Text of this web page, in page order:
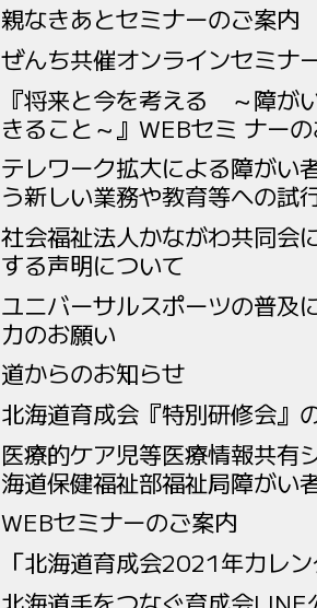
親なきあとセミナーのご案内
ぜんち共催オンラインセミナ
『将来と今を考える ～障が
きること～』WEBセミ ナー
テレワーク拡大による障がい
う新しい業務や教育等への試
社会福祉法人かながわ共同会
する声明について
ユニバーサルスポーツの普及
力のお願い
道からのお知らせ
北海道育成会『特別研修会』
医療的ケア児等医療情報共有
海道保健福祉部福祉局障がい
WEBセミナーのご案内
「北海道育成会2021年カレ